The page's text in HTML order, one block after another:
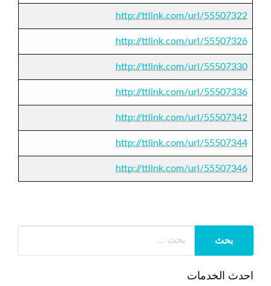
http://ttlink.com/url/55507322
http://ttlink.com/url/55507326
http://ttlink.com/url/55507330
http://ttlink.com/url/55507336
http://ttlink.com/url/55507342
http://ttlink.com/url/55507344
http://ttlink.com/url/55507346
احدث الخدمات